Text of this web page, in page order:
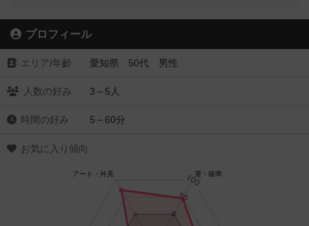
プロフィール
エリア/年齡 愛知県 50代 男性
人数の好み 3～5人
時間の好み 5～60分
お気に入り傾向